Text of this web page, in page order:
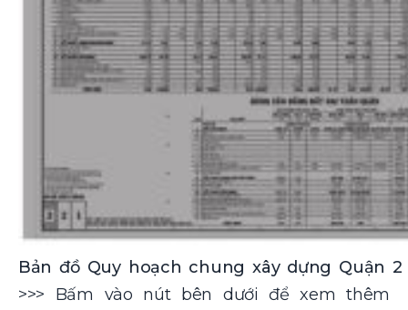
Bản đồ Quy hoạch chung xây dựng Quận
>>> Bấm vào nút bên dưới để xem thêm